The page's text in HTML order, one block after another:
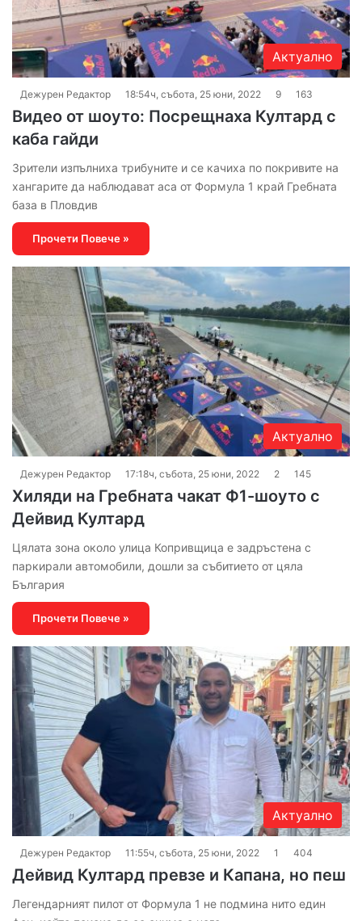
Актуално
Дежурен Редактор 18:54ч, събота, 25 юни, 2022 9 163
Видео от шоуто: Посрещнаха Култард с
каба гайди
Зрители изпълниха трибуните и се качиха по покривите на
хангарите да наблюдават аса от Формула 1 край Гребната
база в Пловдив
Прочети Повече »
Актуално
Дежурен Редактор 17:18ч, събота, 25 юни, 2022 2 145
Хиляди на Гребната чакат Ф1-шоуто с
Дейвид Култард
Цялата зона около улица Копривщица е задръстена с
паркирали автомобили, дошли за събитието от цяла
България
Прочети Повече »
Актуално
Дежурен Редактор 11:55ч, събота, 25 юни, 2022 1 404
Дейвид Култард превзе и Капана, но пеш
Легендарният пилот от Формула 1 не подмина нито един